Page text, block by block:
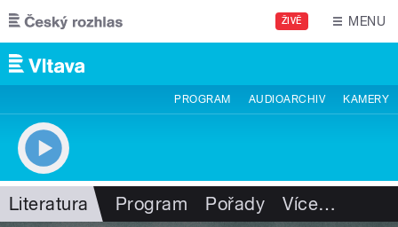
Přejít k hlavnímu obsahu
ŽIVĚ MENU
PROGRAM AUDIOARCHIV KAMERY
Literatura Program Pořady Více…